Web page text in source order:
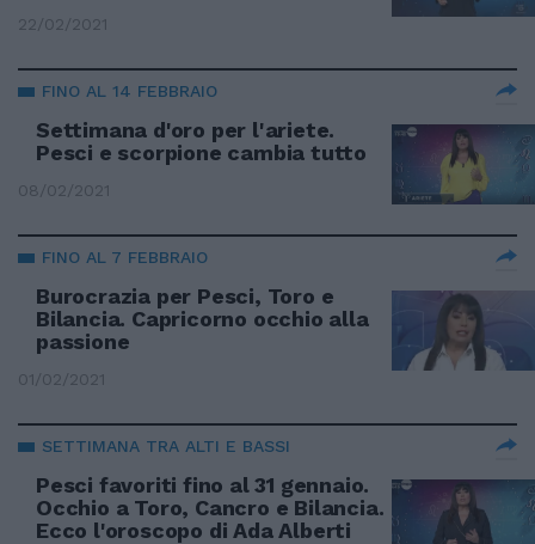
22/02/2021
FINO AL 14 FEBBRAIO
Settimana d'oro per l'ariete.
Pesci e scorpione cambia tutto
08/02/2021
FINO AL 7 FEBBRAIO
Burocrazia per Pesci, Toro e
Bilancia. Capricorno occhio alla
passione
01/02/2021
SETTIMANA TRA ALTI E BASSI
Pesci favoriti fino al 31 gennaio.
Occhio a Toro, Cancro e Bilancia.
Ecco l'oroscopo di Ada Alberti